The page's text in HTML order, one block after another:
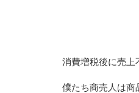
消費増税後に売上
僕たち商売人は商